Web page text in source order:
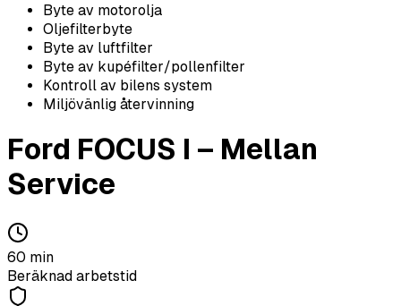
Byte av motorolja
Oljefilterbyte
Byte av luftfilter
Byte av kupéfilter/pollenfilter
Kontroll av bilens system
Miljövänlig återvinning
Ford FOCUS I – Mellan
Service
60 min
Beräknad arbetstid